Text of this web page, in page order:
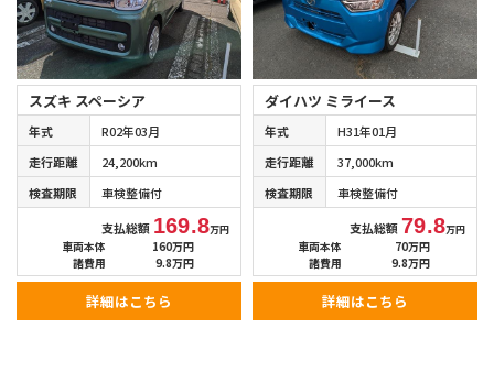
スズキ スペーシア
年式
R02年03月
走行距離
24,200km
検査期限
車検整備付
支払総額 169.8万円
車両本体
160万円
諸費用
9.8万円
詳細はこちら
ダイハツ ミライース
年式
H31年01月
走行距離
37,000km
検査期限
車検整備付
支払総額 79.8万円
車両本体
70万円
諸費用
9.8万円
詳細はこちら